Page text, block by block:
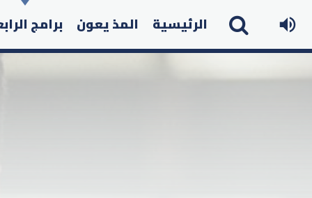
الرئيسية المذ يعون برامج